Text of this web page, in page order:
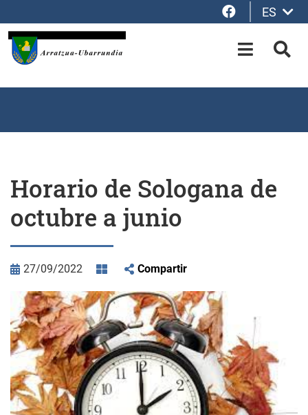
Facebook
ES
OPEN-
Horario de Sologana de
octubre a junio
27/09/2022 Compartir